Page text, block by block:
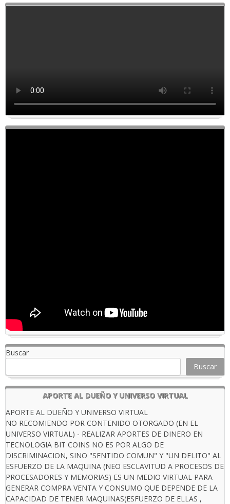
Buscar
Buscar
APORTE AL DUEÑO Y UNIVERSO VIRTUAL
APORTE AL DUEÑO Y UNIVERSO VIRTUAL
NO RECOMIENDO POR CONTENIDO OTORGADO (EN EL
UNIVERSO VIRTUAL) - REALIZAR APORTES DE DINERO EN
TECNOLOGIA BIT COINS NO ES POR ALGO DE
DISCRIMINACION, SINO "SENTIDO COMUN" Y "UN DELITO" AL
ESFUERZO DE LA MAQUINA (NEO ESCLAVITUD A PROCESOS DE
PROCESADORES Y MEMORIAS) ES UN MEDIO VIRTUAL PARA
GENERAR COMPRA VENTA Y CONSUMO QUE DEPENDE DE LA
CAPACIDAD DE TENER MAQUINAS(ESFUERZO DE ELLAS ,